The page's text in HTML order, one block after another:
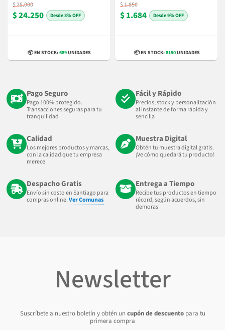
$ 25.000
$ 24.250 3% OFF
📦 EN STOCK:689UNIDADES
$ 1.850
$ 1.684 9% OFF
📦 EN STOCK:8150UNIDADES
Pago Seguro
Pago 100% protegido.
Transacciones seguras para tu
tranquilidad
Fácil y Rápido
Precios, stock y personalización
al instante de forma rápida y
sencilla
Calidad
Los mejores productos y marcas,
con la calidad que tu empresa
merece
Muestra Digital
Obtén tu muestra digital gratis.
¡Ve cómo quedará tu producto!
Despacho Gratis
Envío sin costo en Santiago para
compras online.Ver Comunas
Entrega a Tiempo
Recibe tus productos en tiempo
récord, según acuerdos, sin
demoras
Newsletter
Suscríbete a nuestro boletín y obtén un cupón de descuentopara tu
primera compra